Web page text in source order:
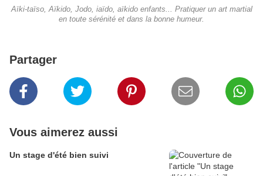
Aïki-taïso, Aïkido, Jodo, iaïdo, aïkido enfants... Pratiquer un art martial
en toute sérénité et dans la bonne humeur.
Partager
Vous aimerez aussi
Un stage d'été bien suivi